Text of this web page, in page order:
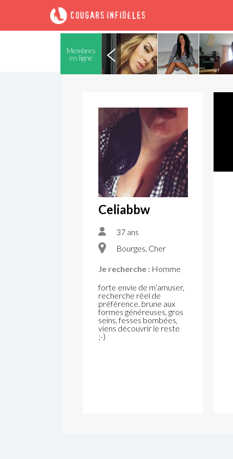
Membres
en ligne
Celiabbw
37 ans
Bourges, Cher
Je recherche : Homme
forte envie de m’amuser,
recherche réel de
préférence. brune aux
formes généreuses, gros
seins, fesses bombées,
viens découvrir le reste
;-)